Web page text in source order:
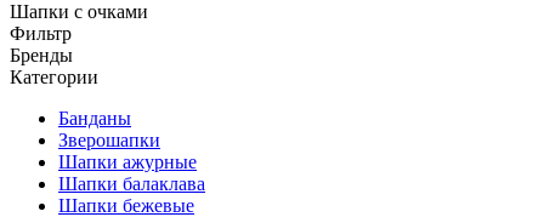
Шапки с очками
Фильтр
Бренды
Категории
Банданы
Зверошапки
Шапки ажурные
Шапки балаклава
Шапки бежевые